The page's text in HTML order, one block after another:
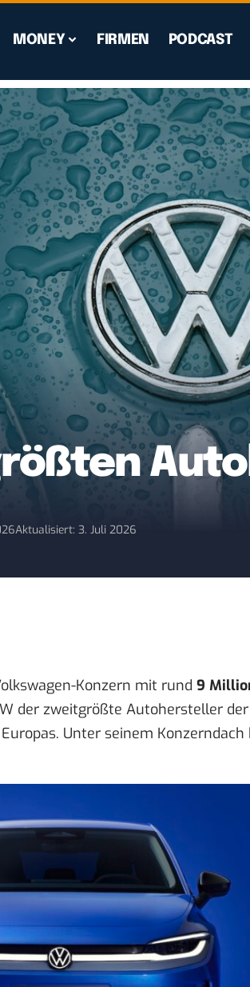
MONEY FIRMEN PODCAST
Aktualisiert: 3. Juli 2026
Konzern mit rund 9
der zweitgrößte Autohersteller
Unter seinem Konzerndach